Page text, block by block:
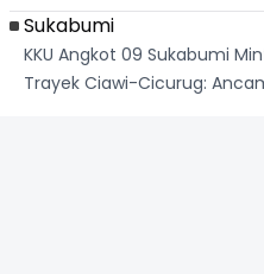
Sukabumi
KKU Angkot 09 Sukabumi
Trayek Ciawi-Cicurug: